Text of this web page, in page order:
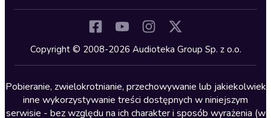
Kryminały
Lektury szkolne
Literatura anglojęzyczna
Literatura faktu
Copyright © 2008-2026 Audioteka Group Sp. z o.o.
Pobieranie, zwielokrotnianie, przechowywanie lub jakiekolwiek
inne wykorzystywanie treści dostępnych w niniejszym
serwisie - bez względu na ich charakter i sposób wyrażenia (w